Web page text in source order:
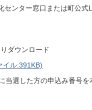
センター窓口または町公式
ダウンロード
イル:391KB)
当選した方の申込み番号を